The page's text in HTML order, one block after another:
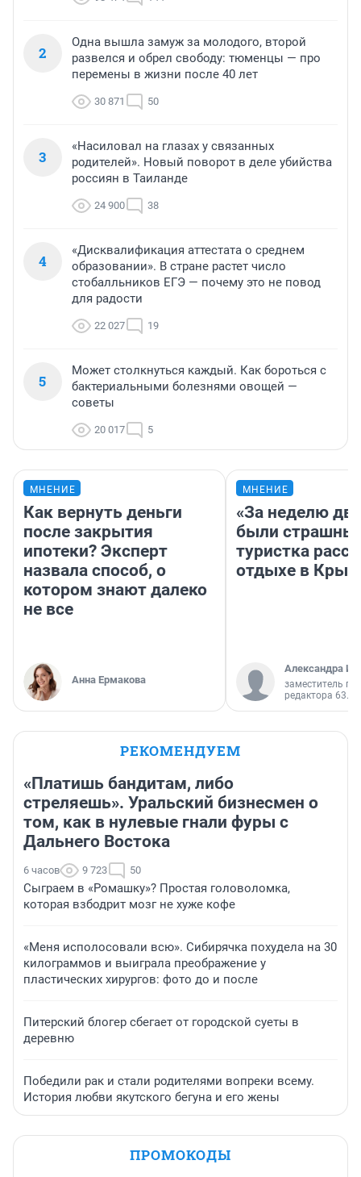
2
Одна вышла замуж за молодого, второй
развелся и обрел свободу: тюменцы — про
перемены в жизни после 40 лет
30 871 50
3
«Насиловал на глазах у связанных
родителей». Новый поворот в деле убийства
россиян в Таиланде
24 900 38
4
«Дисквалификация аттестата о среднем
образовании». В стране растет число
стобалльников ЕГЭ — почему это не повод
для радости
22 027 19
5
Может столкнуться каждый. Как бороться с
бактериальными болезнями овощей —
советы
20 017 5
МНЕНИЕ
Как вернуть деньги
после закрытия
ипотеки? Эксперт
назвала способ, о
котором знают далеко
не все
Анна Ермакова
МНЕНИЕ
«За неделю
были
туристка
отдыхе в
Александра
заместитель
редактора 63.RU
РЕКОМЕНДУЕМ
«Платишь бандитам, либо
стреляешь». Уральский бизнесмен о
том, как в нулевые гнали фуры с
Дальнего Востока
6 часов 9 723 50
Сыграем в «Ромашку»? Простая головоломка,
которая взбодрит мозг не хуже кофе
«Меня исполосовали всю». Сибирячка похудела на 30
килограммов и выиграла преображение у
пластических хирургов: фото до и после
Питерский блогер сбегает от городской суеты в
деревню
Победили рак и стали родителями вопреки всему.
История любви якутского бегуна и его жены
ПРОМОКОДЫ